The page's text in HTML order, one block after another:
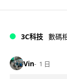
3C科技 數碼
Vin 1 日